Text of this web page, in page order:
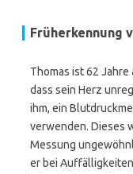
Früherkennung
Thomas ist 62
dass sein Herz
ihm, ein
verwenden. Dieses
Messung
er bei